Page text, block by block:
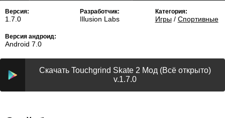
Версия:
1.7.0
Разработчик:
Illusion Labs
Категория:
Игры/ Спортивные
Версия андроид:
Android 7.0
Скачать Touchgrind Skate 2 Мод (Всё открыто)
v.1.7.0